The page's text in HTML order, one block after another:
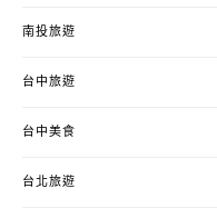
南投旅遊
台中旅遊
台中美食
台北旅遊